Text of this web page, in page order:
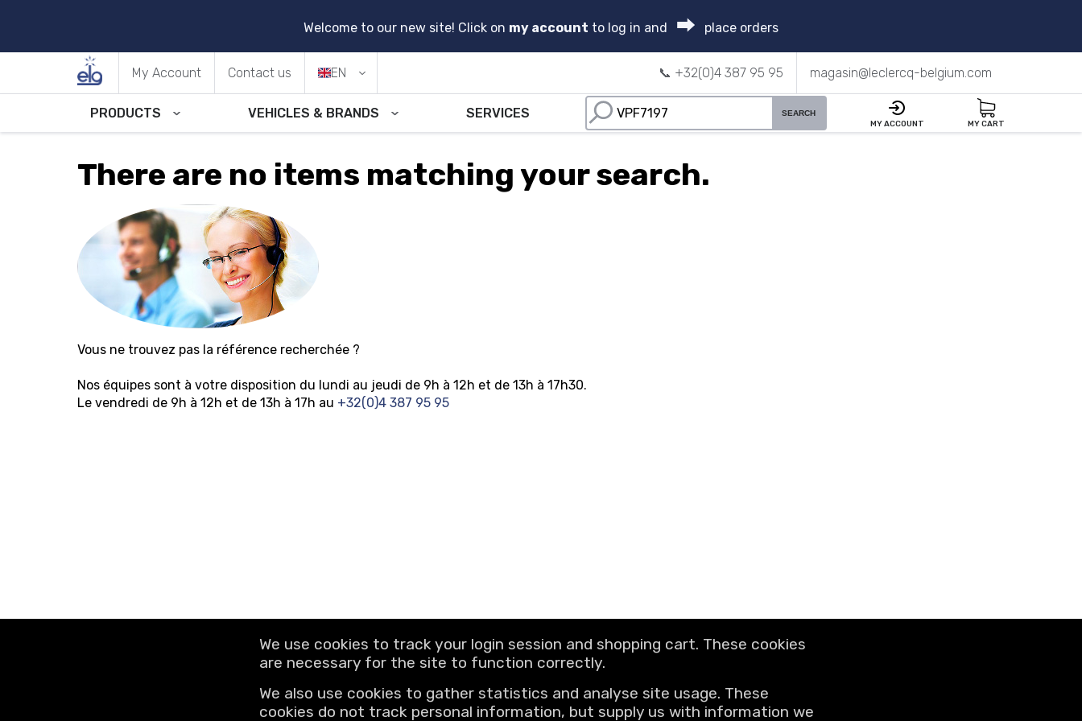
Welcome to our new site! Click on my account to log in and ⮕ place orders
My Account Contact us EN 📞 +32(0)4 387 95 95 magasin@leclercq-belgium.com
PRODUCTS VEHICLES & BRANDS SERVICES
SEARCH
MY ACCOUNT
MY CART
There are no items matching your search.
Vous ne trouvez pas la référence recherchée ?
Nos équipes sont à votre disposition du lundi au jeudi de 9h à 12h et de 13h à 17h30.
Le vendredi de 9h à 12h et de 13h à 17h au +32(0)4 387 95 95
magasin@leclercq-belgium.com
📞 +32(0)4 387 95 95
LEGAL NOTICE
We use cookies to track your login session and shopping cart. These cookies
are necessary for the site to function correctly.
We also use cookies to gather statistics and analyse site usage. These
cookies do not track personal information, but supply us with information we